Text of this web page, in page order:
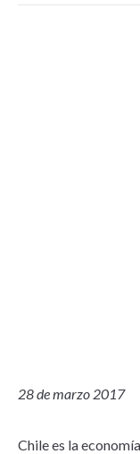
28 de marzo 2017
Chile es la